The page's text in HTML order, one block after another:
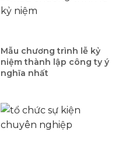
Mẫu chương trình lễ kỷ
niệm thành lập công ty ý
nghĩa nhất